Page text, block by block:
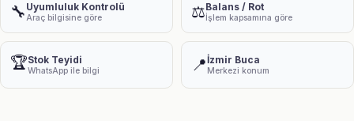
🔧 Uyumluluk Kontrolü
Araç bilgisine göre ⚖️Balans / Rot
İşlem kapsamına göre
🏆Stok Teyidi
WhatsApp ile bilgi 📍İzmir Buca
Merkezi konum